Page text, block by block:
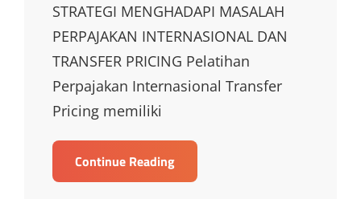
STRATEGI MENGHADAPI MASALAH
PERPAJAKAN INTERNASIONAL DAN
TRANSFER PRICING Pelatihan
Perpajakan Internasional Transfer
Pricing memiliki
Continue ReadingTRAINING
STRATEGI